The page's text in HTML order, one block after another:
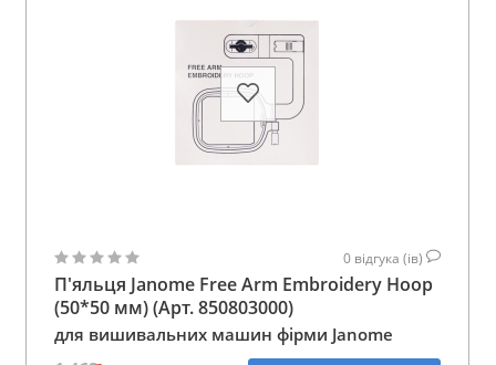
0 відгука (ів)
П'яльця Janome Free Arm Embroidery Hoop
(50*50 мм) (Арт. 850803000)
для вишивальних машин фірми Janome